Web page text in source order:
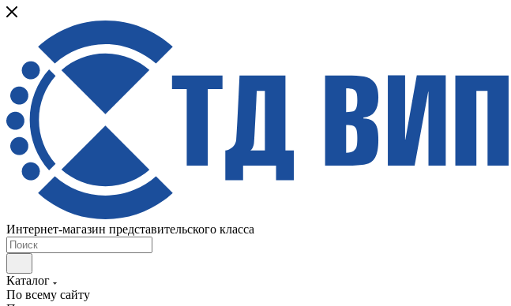
Интернет-магазин представительского класса
Каталог
По всему сайту